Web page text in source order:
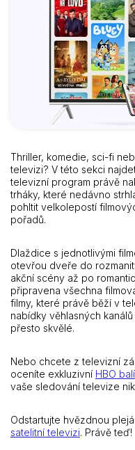
Thriller, komedie, sci-fi
televizi? V této sekci
televizní program právě
trháky, které nedávno
pohltit velkolepostí
pořadů.
Dlaždice s jednotlivými
otevřou dveře do
akční scény až po
připravena všechna
filmy, které právě běží v
nabídky věhlasných
přesto skvělé.
Nebo chcete z televizní
oceníte exkluzivní HBO
vaše sledování televize
Odstartujte hvězdnou
satelitní televizi. Právě teď!